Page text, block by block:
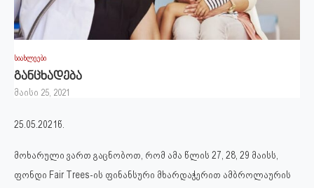
სიახლეები
განცხადება
მაისი 25, 2021
25.05.2021წ.
მოხარული ვართ გაცნობოთ, რომ ამა წლის 27, 28, 29 მაისს,
ფონდი Fair Trees-ის ფინანსური მხარდაჭერით ამბროლაურის